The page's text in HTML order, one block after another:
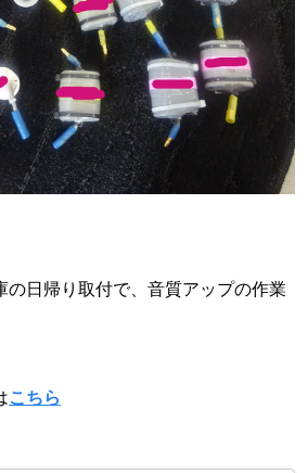
の日帰り取付で、音質アップの作業
こちら